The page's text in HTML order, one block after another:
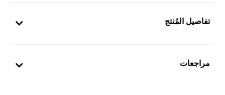
تفاصيل المُنتج
مراجعات